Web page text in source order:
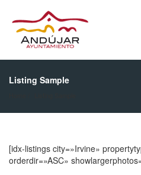
Listing Sample
[idx-listings city=»Irvine»
orderdir=»ASC»